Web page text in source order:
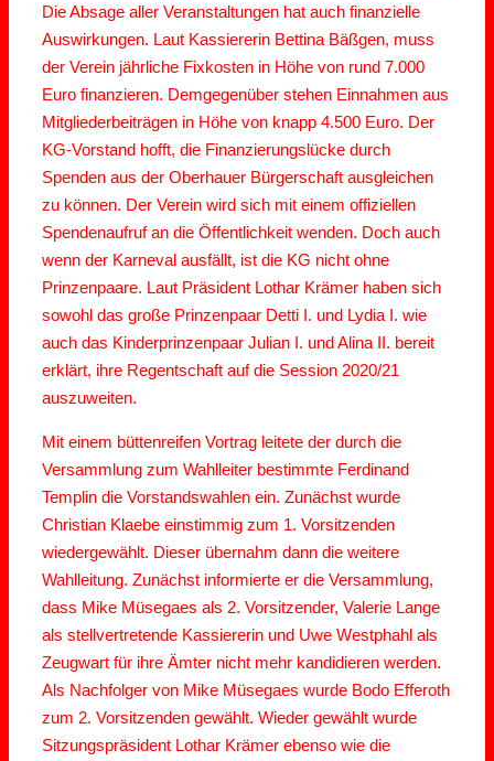
Die Absage aller Veranstaltungen hat auch finanzielle
Auswirkungen. Laut Kassiererin Bettina Bäßgen, muss
der Verein jährliche Fixkosten in Höhe von rund 7.000
Euro finanzieren. Demgegenüber stehen Einnahmen aus
Mitgliederbeiträgen in Höhe von knapp 4.500 Euro. Der
KG-Vorstand hofft, die Finanzierungslücke durch
Spenden aus der Oberhauer Bürgerschaft ausgleichen
zu können. Der Verein wird sich mit einem offiziellen
Spendenaufruf an die Öffentlichkeit wenden. Doch auch
wenn der Karneval ausfällt, ist die KG nicht ohne
Prinzenpaare. Laut Präsident Lothar Krämer haben sich
sowohl das große Prinzenpaar Detti I. und Lydia I. wie
auch das Kinderprinzenpaar Julian I. und Alina II. bereit
erklärt, ihre Regentschaft auf die Session 2020/21
auszuweiten.
Mit einem büttenreifen Vortrag leitete der durch die
Versammlung zum Wahlleiter bestimmte Ferdinand
Templin die Vorstandswahlen ein. Zunächst wurde
Christian Klaebe einstimmig zum 1. Vorsitzenden
wiedergewählt. Dieser übernahm dann die weitere
Wahlleitung. Zunächst informierte er die Versammlung,
dass Mike Müsegaes als 2. Vorsitzender, Valerie Lange
als stellvertretende Kassiererin und Uwe Westphahl als
Zeugwart für ihre Ämter nicht mehr kandidieren werden.
Als Nachfolger von Mike Müsegaes wurde Bodo Efferoth
zum 2. Vorsitzenden gewählt. Wieder gewählt wurde
Sitzungspräsident Lothar Krämer ebenso wie die